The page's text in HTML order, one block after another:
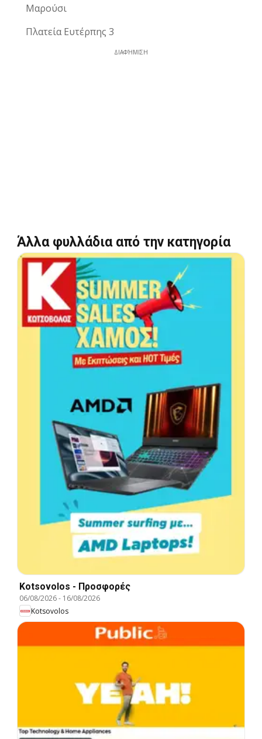
Μαρούσι
Πλατεία Ευτέρπης 3
ΔΙΑΦΉΜΙΣΗ
Άλλα φυλλάδια από την κατηγορία
Kotsovolos - Προσφορές
06/08/2026- 16/08/2026
Kotsovolos